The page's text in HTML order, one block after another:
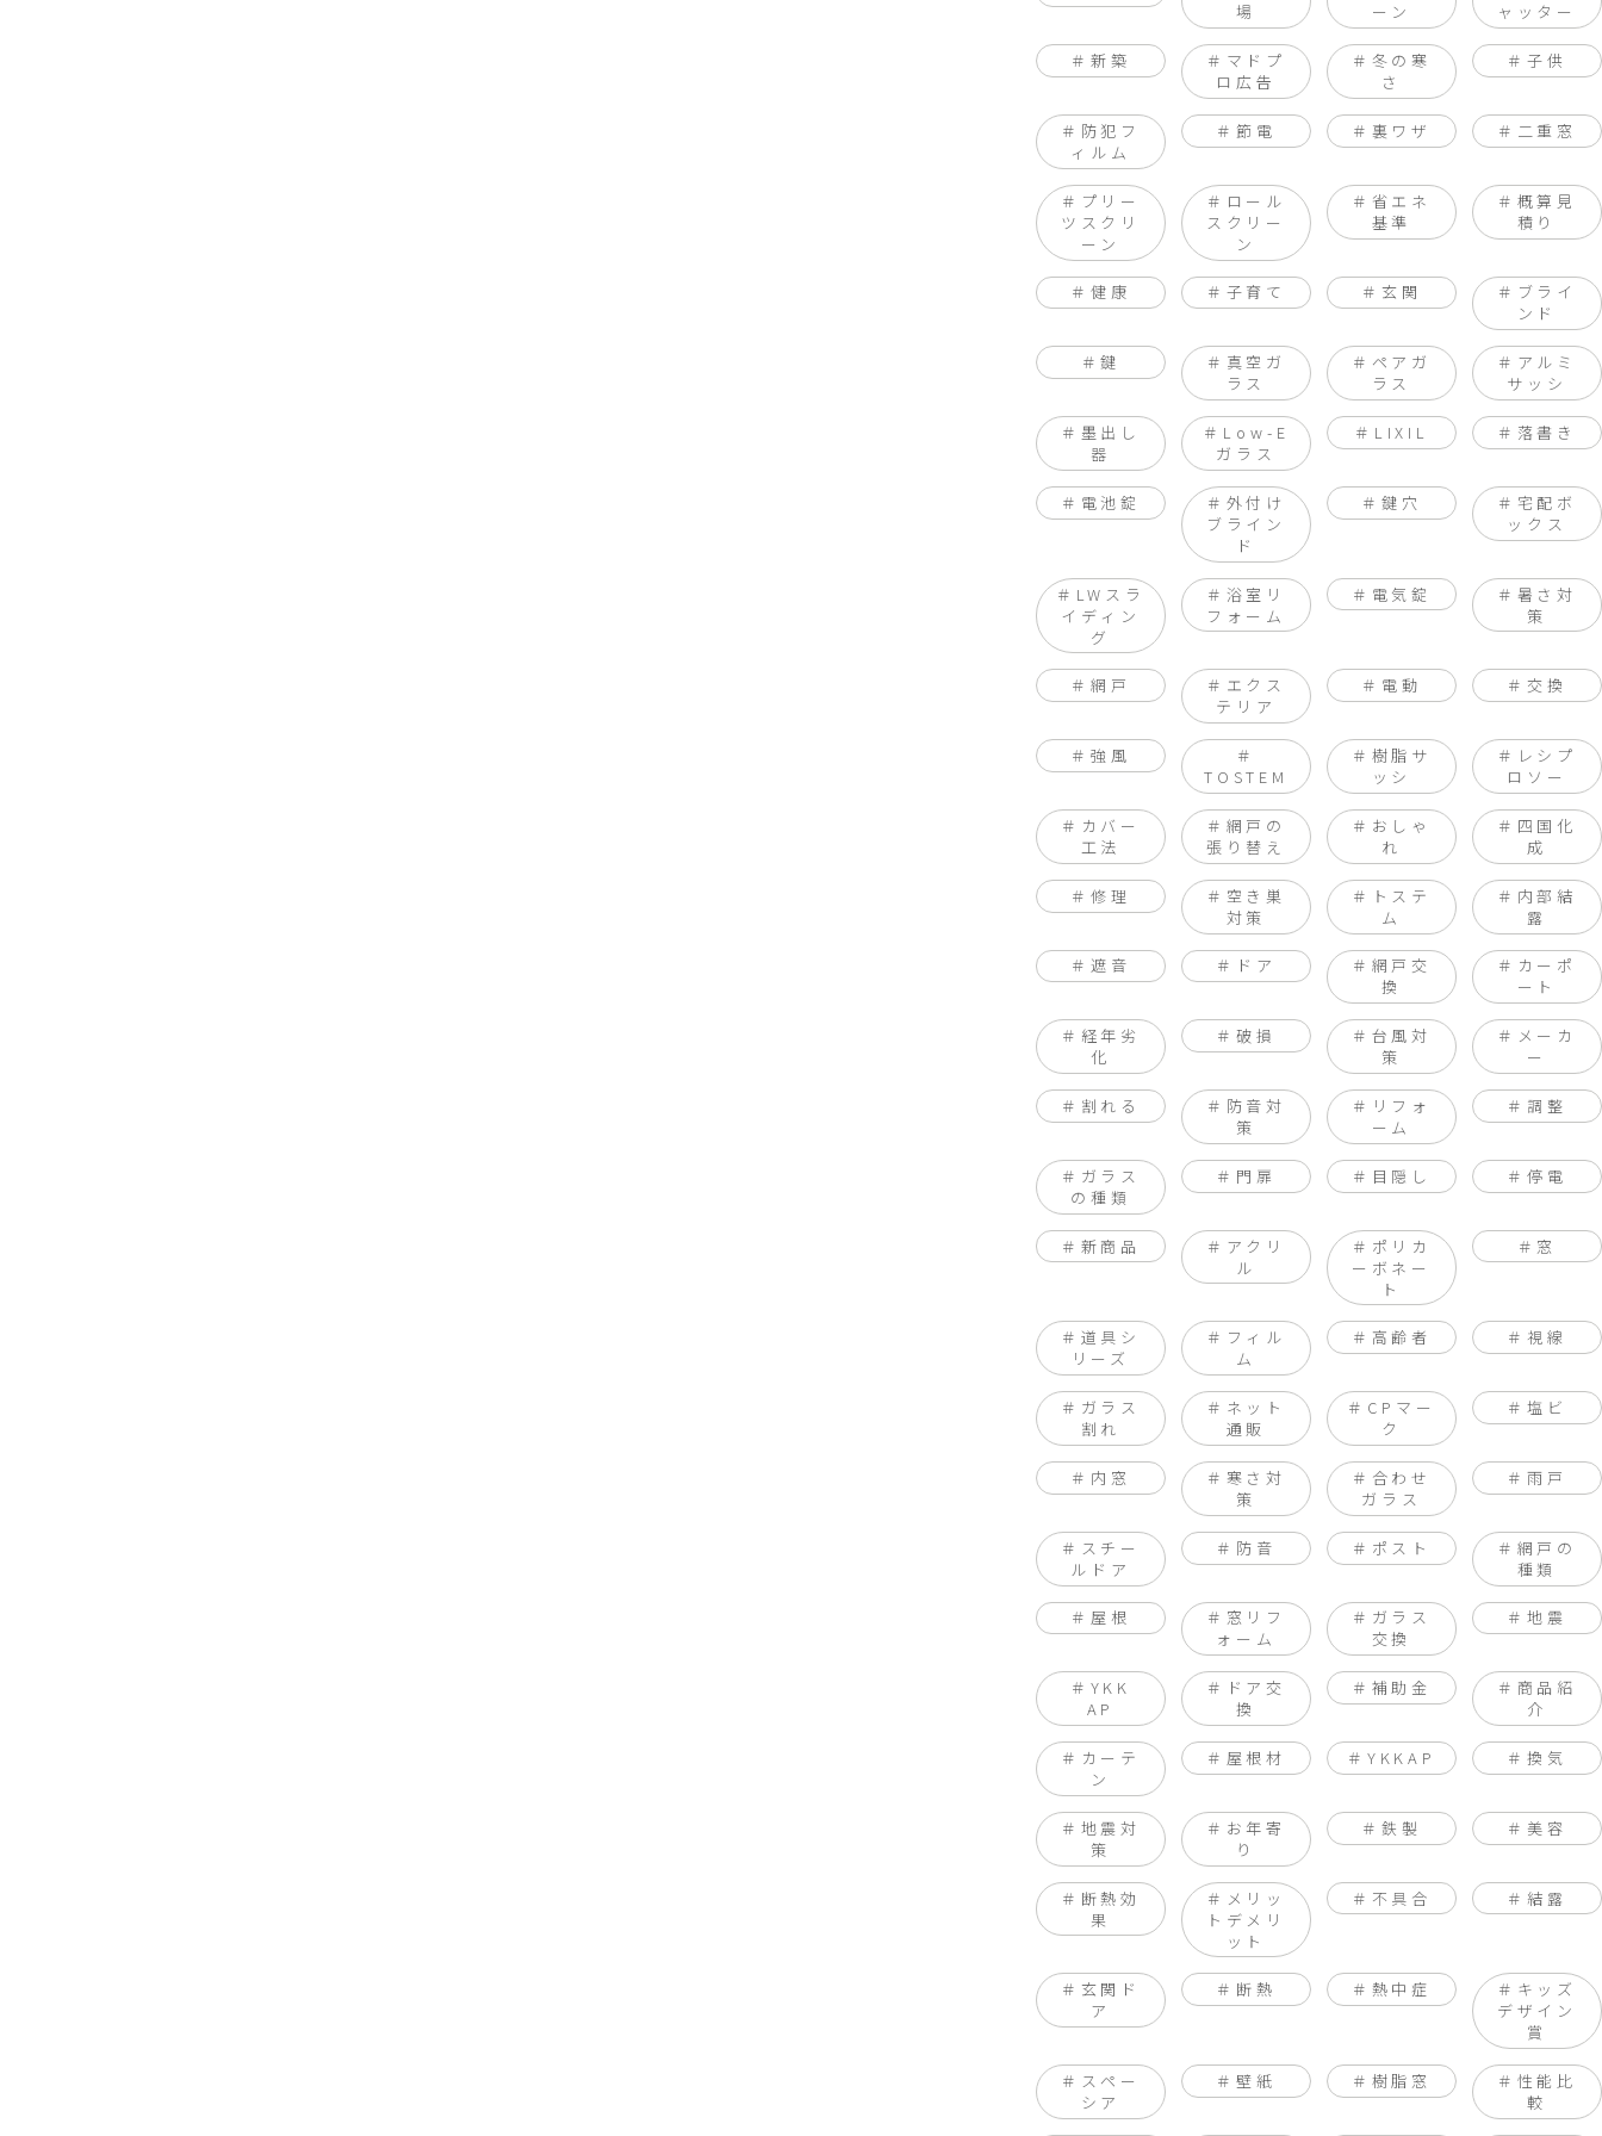
場
ーン
ャッター
新築
マドプ
ロ広告
冬の寒
さ
子供
防犯フ
ィルム
節電 裏ワザ 二重窓
プリー
ツスクリ
ーン
ロール
スクリー
ン
省エネ
基準
概算見
積り
健康 子育て 玄関
ブライ
ンド
鍵
真空ガ
ラス
ペアガ
ラス
アルミ
サッシ
墨出し
器
Low-E
ガラス
LIXIL 落書き
電池錠
外付け
ブライン
ド
鍵穴
宅配ボ
ックス
LWスラ
イディン
グ
浴室リ
フォーム
電気錠
暑さ対
策
網戸
エクス
テリア
電動 交換
強風
TOSTEM
樹脂サ
ッシ
レシプ
ロソー
カバー
工法
網戸の
張り替え
おしゃ
れ
四国化
成
修理
空き巣
対策
トステ
ム
内部結
露
遮音 ドア
網戸交
換
カーポ
ート
経年劣
化
破損
台風対
策
メーカ
ー
割れる
防音対
策
リフォ
ーム
調整
ガラス
の種類
門扉 目隠し 停電
新商品
アクリ
ル
ポリカ
ーボネー
ト
窓
道具シ
リーズ
フィル
ム
高齢者 視線
ガラス
割れ
ネット
通販
CPマー
ク
塩ビ
内窓
寒さ対
策
合わせ
ガラス
雨戸
スチー
ルドア
防音 ポスト
網戸の
種類
屋根
窓リフ
ォーム
ガラス
交換
地震
YKK
AP
ドア交
換
補助金
商品紹
介
カーテ
ン
屋根材 YKKAP 換気
地震対
策
お年寄
り
鉄製 美容
断熱効
果
メリッ
トデメリ
ット
不具合 結露
玄関ド
ア
断熱 熱中症
キッズ
デザイン
賞
スペー
シア
壁紙 樹脂窓
性能比
較